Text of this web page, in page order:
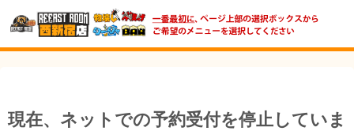
現在、ネットでの予約受付を停止していま